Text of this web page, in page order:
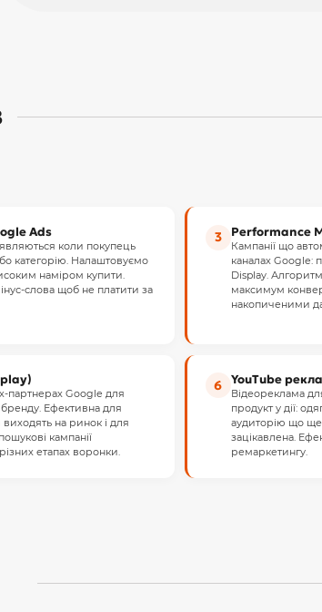
Ads
коли покупець
категорію. Налаштовуємо
наміром купити.
слова щоб не платити за
3 Performance
Кампанії що
каналах Google:
Display.
максимум
накопиченими
партнерах Google для
бренду. Ефективна для
на ринок і для
кампанії
етапах воронки.
6 YouTube
Відеореклама
продукт у дії:
аудиторію що ще
зацікавлена.
ремаркетингу.